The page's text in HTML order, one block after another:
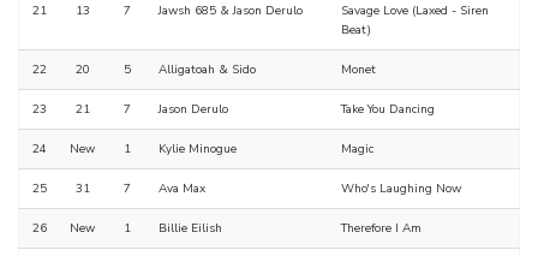
21 13 7 Jawsh 685 & Jason Derulo
Savage Love (Laxed - Siren
Beat)
22 20 5 Alligatoah & Sido Monet
23 21 7 Jason Derulo Take You Dancing
24 New 1 Kylie Minogue Magic
25 31 7 Ava Max Who's Laughing Now
26 New 1 Billie Eilish Therefore I Am